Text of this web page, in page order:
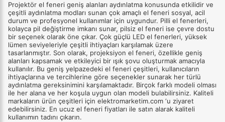
Projektör el feneri geniş alanları aydınlatma konusunda etkilidir ve
çeşitli aydınlatma modları sunan çok amaçlı el feneri sosyal, acil
durum ve profesyonel kullanımlar için uygundur. Pilli el fenerleri,
kolayca pil değiştirme imkanı sunar, pilsiz el feneri ise çevre dostu
bir seçenek olarak öne çıkar. Çok güçlü LED el fenerleri, yüksek
lümen seviyeleriyle çeşitli ihtiyaçları karşılamak üzere
tasarlanmıştır. Son olarak, projeksiyon el feneri, özellikle geniş
alanları kapsamak ve etkileyici bir ışık şovu oluşturmak amacıyla
kullanılır. Bu geniş yelpazedeki el feneri çeşitleri, kullanıcıların
ihtiyaçlarına ve tercihlerine göre seçenekler sunarak her türlü
aydınlatma gereksinimini karşılamaktadır. Birçok farklı modeli olması
ile her alana ve her koşula uygun olan modeli bulabilirsiniz. Kaliteli
markaların ürün çeşitleri için elektromarketim.com ‘u ziyaret
edebilirsiniz. En ucuz el feneri fiyatları ile satın alarak kaliteli
kullanımın tadını çıkarın.